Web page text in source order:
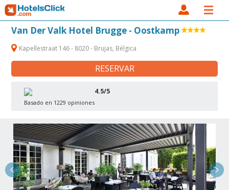
Van Der Valk Hotel Brugge - Oostkamp
Kapellestraat 146 - 8020 - Brujas, Bélgica
RESERVAR
4.5/5
Basado en 1229 opiniones